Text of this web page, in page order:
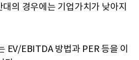
의 경우에는 기업가치가 낮아지
EV/EBITDA 방법과 PER 등을 이